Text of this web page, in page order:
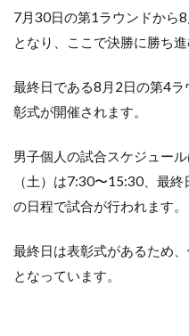
7月30日の第1ラウンドから
となり、ここで決勝に勝ち
最終日である8月2日の第4
彰式が開催されます。
男子個人の試合スケジュー
（土）は7:30〜15:30、最
の日程で試合が行われます。
最終日は表彰式があるため
となっています。